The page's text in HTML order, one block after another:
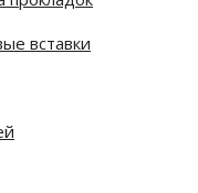
вставки